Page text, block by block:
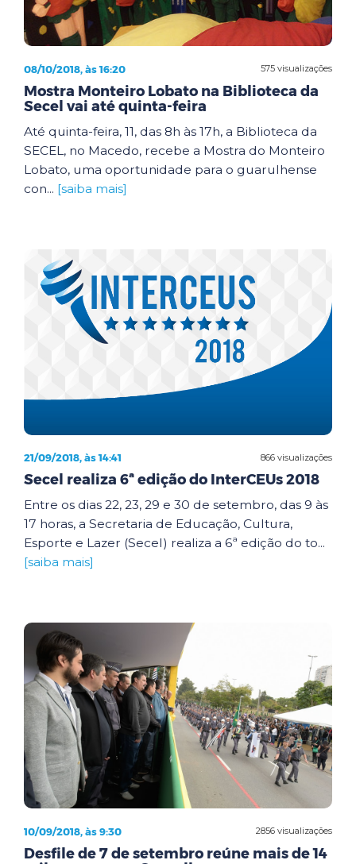
575 visualizações
08/10/2018, às 16:20
Mostra Monteiro Lobato na Biblioteca da
Secel vai até quinta-feira
Até quinta-feira, 11, das 8h às 17h, a Biblioteca da
SECEL, no Macedo, recebe a Mostra do Monteiro
Lobato, uma oportunidade para o guarulhense
con... [saiba mais]
866 visualizações
21/09/2018, às 14:41
Secel realiza 6ª edição do InterCEUs 2018
Entre os dias 22, 23, 29 e 30 de setembro, das 9 às
17 horas, a Secretaria de Educação, Cultura,
Esporte e Lazer (Secel) realiza a 6ª edição do to...
[saiba mais]
2856 visualizações
10/09/2018, às 9:30
Desfile de 7 de setembro reúne mais de 14